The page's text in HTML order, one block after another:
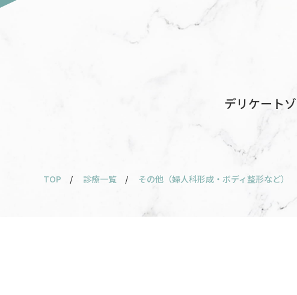
デリケート
TOP / 診療一覧 / その他（婦人科形成・ボディ整形など）